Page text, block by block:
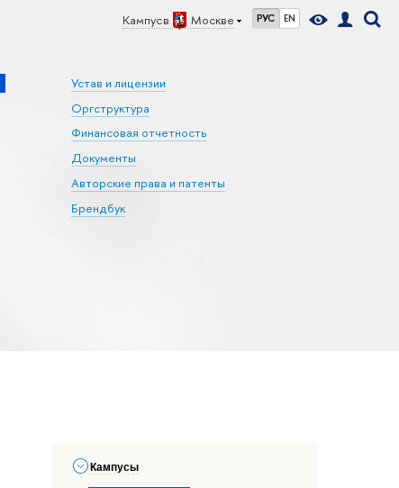
Кампус в Москве РУС EN
Устав и лицензии
Оргструктура
Финансовая отчетность
Документы
Авторские права и патенты
Брендбук
Кампусы